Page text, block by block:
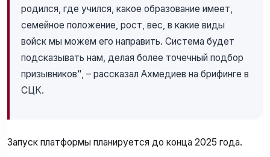
родился, где учился, какое образование имеет,
семейное положение, рост, вес, в какие виды
войск мы можем его направить. Система будет
подсказывать нам, делая более точечный подбор
призывников", – рассказал Ахмедиев на брифинге в
СЦК.
Запуск платформы планируется до конца 2025 года.